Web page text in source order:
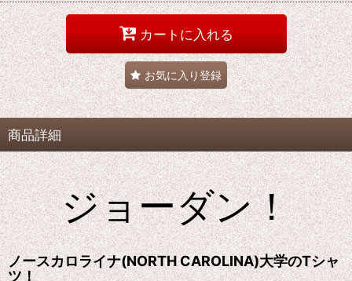
カートに入れる
お気に入り登録
商品詳細
ジョーダン！
ノースカロライナ(NORTH CAROLINA)大学のTシャ
ツ！